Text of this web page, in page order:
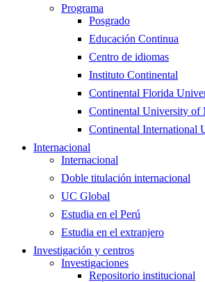
Programa
Posgrado
Educación Continua
Centro de idiomas
Instituto Continental
Continental Florida
Continental University of
Continental International
Internacional
Internacional
Doble titulación internacional
UC Global
Estudia en el Perú
Estudia en el extranjero
Investigación y centros
Investigaciones
Repositorio institucional